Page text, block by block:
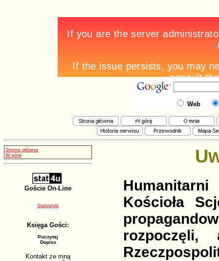
Web
Strona główna
W górę
Goście On-Line
Statystyki
Księga Gości:
Poczytaj
Dopisz
Kontakt ze mną
Kościoła